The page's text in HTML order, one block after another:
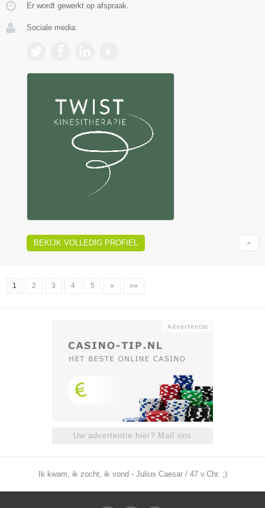
Er wordt gewerkt op afspraak.
Sociale media:
BEKIJK VOLLEDIG PROFIEL
1 2 3 4 5 » »»
Uw advertentie hier? Mail ons
Ik kwam, ik zocht, ik vond - Julius Caesar / 47 v.Chr. ;)